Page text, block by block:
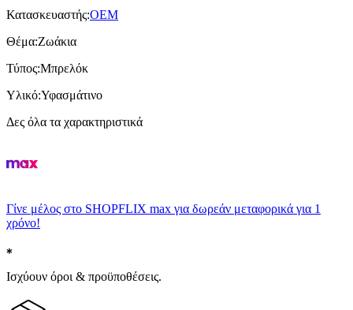
Κατασκευαστής:OEM
Θέμα:Ζωάκια
Τύπος:Μπρελόκ
Υλικό:Υφασμάτινο
Δες όλα τα χαρακτηριστικά
Γίνε μέλος στο SHOPFLIX max για δωρεάν μεταφορικά για 1
χρόνο!
Ισχύουν όροι & προϋποθέσεις.